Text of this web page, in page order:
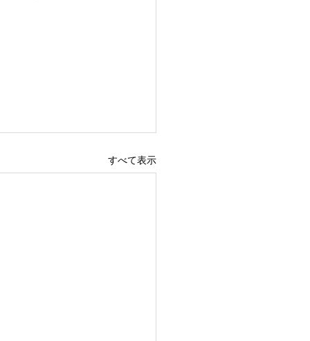
すべて表示